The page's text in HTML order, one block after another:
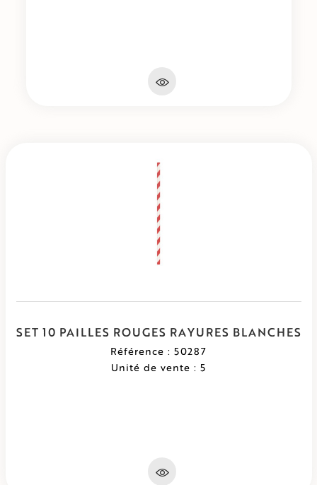
SET 10 PAILLES ROUGES RAYURES BLANCHES
Référence : 50287
Unité de vente : 5